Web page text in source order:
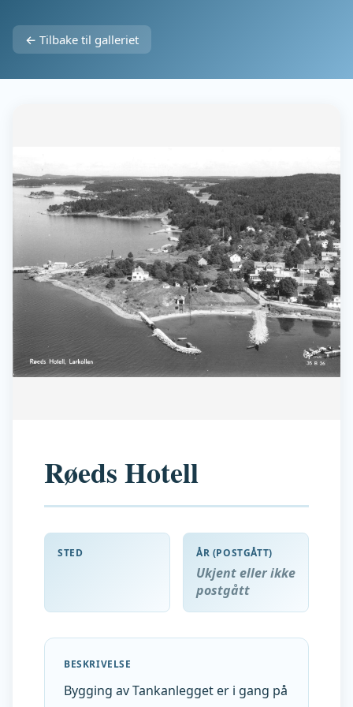
← Tilbake til galleriet
Røeds Hotell
STED ÅR (POSTGÅTT)
Ukjent eller ikke
postgått
BESKRIVELSE
Bygging av Tankanlegget er i gang på